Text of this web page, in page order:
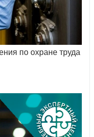
по охране труда